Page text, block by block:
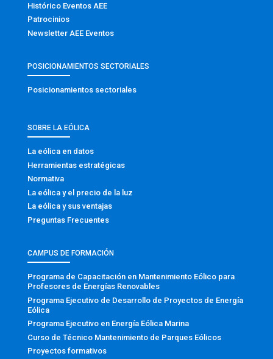
Histórico Eventos AEE
Patrocinios
Newsletter AEE Eventos
POSICIONAMIENTOS SECTORIALES
Posicionamientos sectoriales
SOBRE LA EÓLICA
La eólica en datos
Herramientas estratégicas
Normativa
La eólica y el precio de la luz
La eólica y sus ventajas
Preguntas Frecuentes
CAMPUS DE FORMACIÓN
Programa de Capacitación en Mantenimiento Eólico para
Profesores de Energías Renovables
Programa Ejecutivo de Desarrollo de Proyectos de Energía
Eólica
Programa Ejecutivo en Energía Eólica Marina
Curso de Técnico Mantenimiento de Parques Eólicos
Proyectos formativos